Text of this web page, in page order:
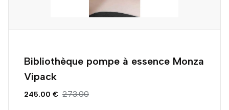
Bibliothèque pompe à essence Monza
Vipack
245.00 € 273.00